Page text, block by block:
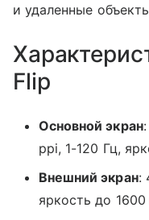
и удаленные
Flip
Основной экран
ppi, 1-120 Гц,
Внешний экран:
яркость до 1600